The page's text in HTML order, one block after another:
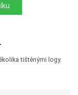
tištěnými logy.